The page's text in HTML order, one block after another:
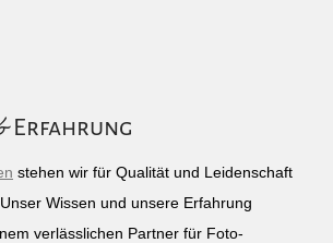
Erfahrung
stehen wir für Qualität und Leidenschaft
Wissen und unsere Erfahrung
verlässlichen Partner für Foto-